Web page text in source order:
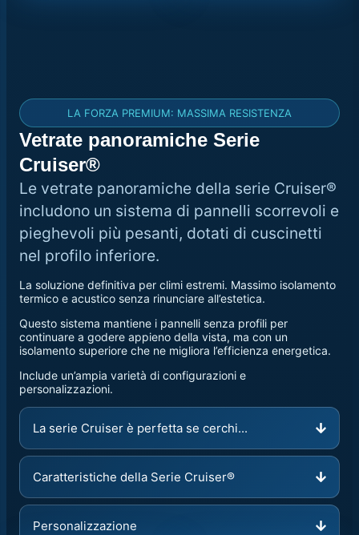
LA FORZA PREMIUM: MASSIMA RESISTENZA
Vetrate panoramiche Serie
Cruiser®
Le vetrate panoramiche della serie Cruiser®
includono un sistema di pannelli scorrevoli e
pieghevoli più pesanti, dotati di cuscinetti
nel profilo inferiore.
La soluzione definitiva per climi estremi. Massimo isolamento
termico e acustico senza rinunciare all’estetica.
Questo sistema mantiene i pannelli senza profili per
continuare a godere appieno della vista, ma con un
isolamento superiore che ne migliora l’efficienza energetica.
Include un’ampia varietà di configurazioni e
personalizzazioni.
La serie Cruiser è perfetta se cerchi...
Caratteristiche della Serie Cruiser®
Personalizzazione